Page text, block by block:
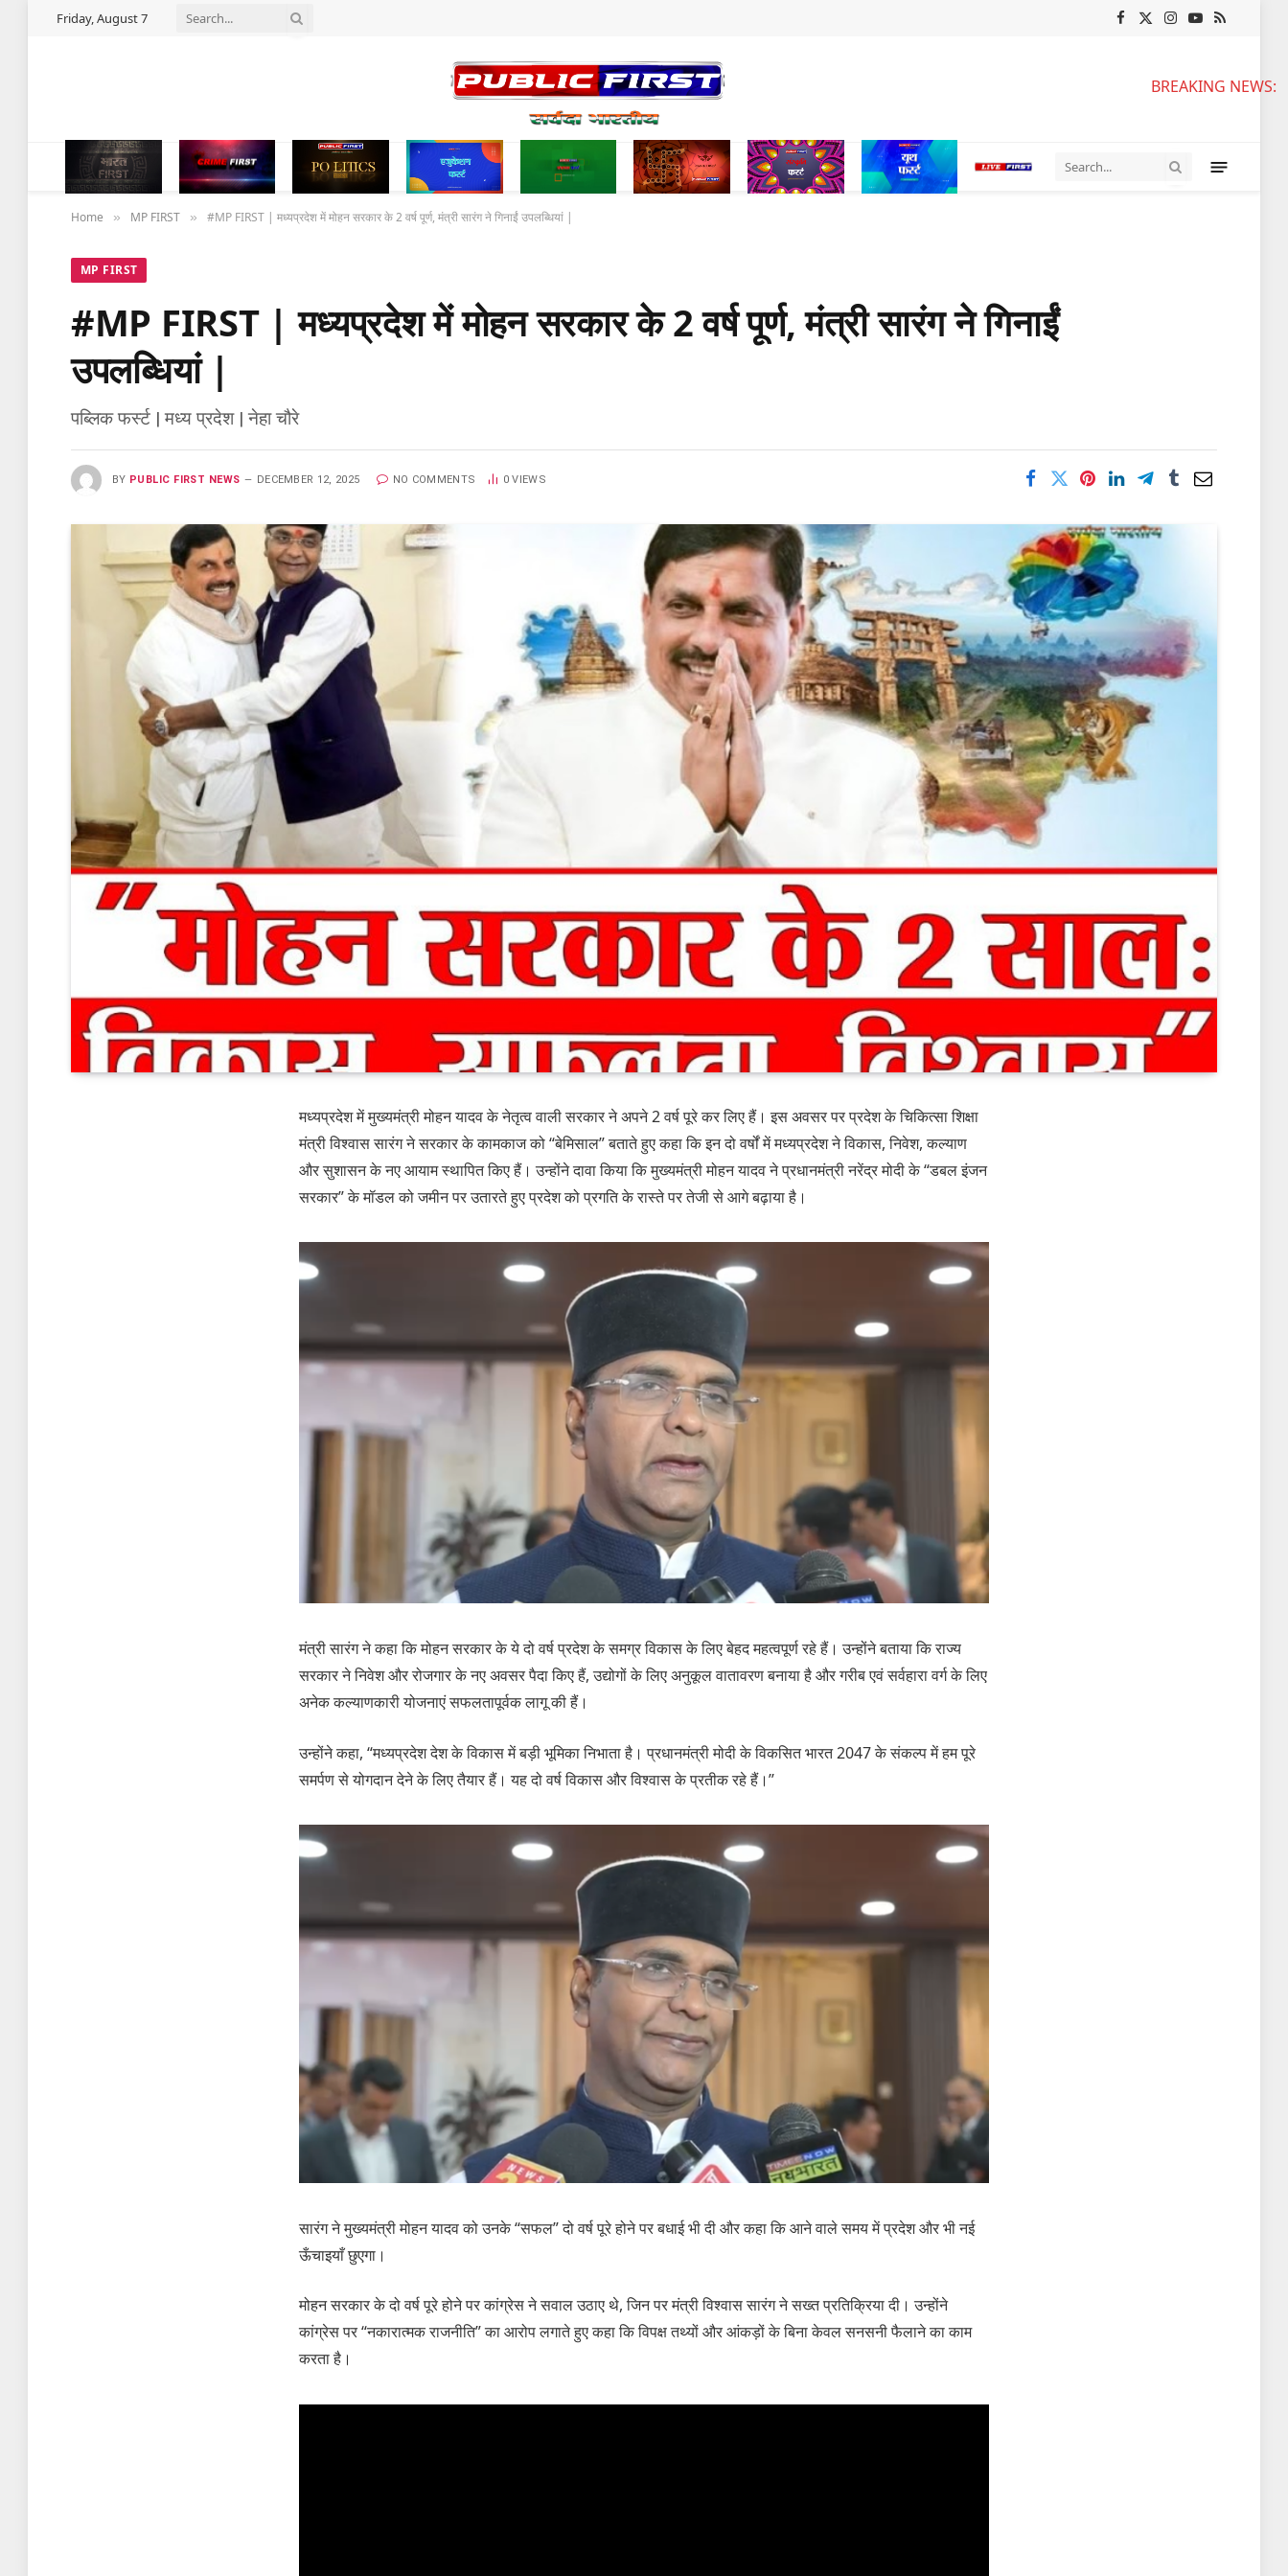
Friday, August 7 Facebook
X
Instagram
YouTube
RSS
BREAKING NEWS:
Home » MP FIRST » #MP FIRST | मध्यप्रदेश में मोहन सरकार के 2 वर्ष पूर्ण, मंत्री सारंग ने गिनाईं उपलब्धियां |
MP FIRST
#MP FIRST | मध्यप्रदेश में मोहन सरकार के 2 वर्ष पूर्ण, मंत्री सारंग ने गिनाईं
उपलब्धियां |
पब्लिक फर्स्ट | मध्य प्रदेश | नेहा चौरे
BY PUBLIC FIRST NEWS DECEMBER 12, 2025 NO COMMENTS 0VIEWS
मध्यप्रदेश में मुख्यमंत्री मोहन यादव के नेतृत्व वाली सरकार ने अपने 2 वर्ष पूरे कर लिए हैं। इस अवसर पर प्रदेश के चिकित्सा शिक्षा
मंत्री विश्वास सारंग ने सरकार के कामकाज को “बेमिसाल” बताते हुए कहा कि इन दो वर्षों में मध्यप्रदेश ने विकास, निवेश, कल्याण
और सुशासन के नए आयाम स्थापित किए हैं। उन्होंने दावा किया कि मुख्यमंत्री मोहन यादव ने प्रधानमंत्री नरेंद्र मोदी के “डबल इंजन
सरकार” के मॉडल को जमीन पर उतारते हुए प्रदेश को प्रगति के रास्ते पर तेजी से आगे बढ़ाया है।
मंत्री सारंग ने कहा कि मोहन सरकार के ये दो वर्ष प्रदेश के समग्र विकास के लिए बेहद महत्वपूर्ण रहे हैं। उन्होंने बताया कि राज्य
सरकार ने निवेश और रोजगार के नए अवसर पैदा किए हैं, उद्योगों के लिए अनुकूल वातावरण बनाया है और गरीब एवं सर्वहारा वर्ग के लिए
अनेक कल्याणकारी योजनाएं सफलतापूर्वक लागू की हैं।
उन्होंने कहा, “मध्यप्रदेश देश के विकास में बड़ी भूमिका निभाता है। प्रधानमंत्री मोदी के विकसित भारत 2047 के संकल्प में हम पूरे
समर्पण से योगदान देने के लिए तैयार हैं। यह दो वर्ष विकास और विश्वास के प्रतीक रहे हैं।’’
सारंग ने मुख्यमंत्री मोहन यादव को उनके “सफल” दो वर्ष पूरे होने पर बधाई भी दी और कहा कि आने वाले समय में प्रदेश और भी नई
ऊँचाइयाँ छुएगा।
मोहन सरकार के दो वर्ष पूरे होने पर कांग्रेस ने सवाल उठाए थे, जिन पर मंत्री विश्वास सारंग ने सख्त प्रतिक्रिया दी। उन्होंने
कांग्रेस पर “नकारात्मक राजनीति” का आरोप लगाते हुए कहा कि विपक्ष तथ्यों और आंकड़ों के बिना केवल सनसनी फैलाने का काम
करता है।